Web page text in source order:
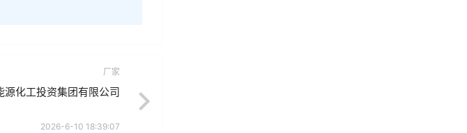
厂家
源化工投资集团有限公司
2026-6-10 18:39:07